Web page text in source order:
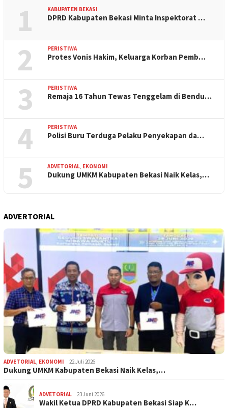
1 KABUPATEN BEKASI
DPRD Kabupaten Bekasi Minta Inspektorat …
2 PERISTIWA
Protes Vonis Hakim, Keluarga Korban Pemb…
3 PERISTIWA
Remaja 16 Tahun Tewas Tenggelam di Bendu…
4 PERISTIWA
Polisi Buru Terduga Pelaku Penyekapan da…
5 ADVETORIAL, EKONOMI
Dukung UMKM Kabupaten Bekasi Naik Kelas,…
ADVERTORIAL
ADVETORIAL, EKONOMI 22 Juli 2026
Dukung UMKM Kabupaten Bekasi Naik Kelas,…
ADVETORIAL 23 Juni 2026
Wakil Ketua DPRD Kabupaten Bekasi Siap K…